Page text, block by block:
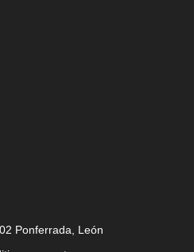
Ponferrada, León